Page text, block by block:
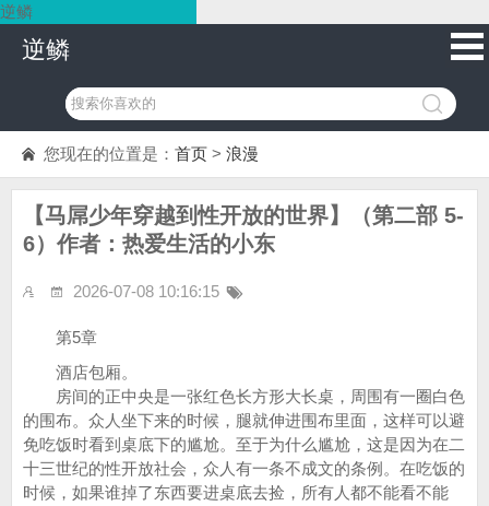
逆鳞
逆鳞
您现在的位置是： 首页 > 浪漫
【马屌少年穿越到性开放的世界】（第二部 5-
6）作者：热爱生活的小东
2026-07-08 10:16:15
第5章
酒店包厢。
房间的正中央是一张红色长方形大长桌，周围有一圈白色
的围布。众人坐下来的时候，腿就伸进围布里面，这样可以避
免吃饭时看到桌底下的尴尬。至于为什么尴尬，这是因为在二
十三世纪的性开放社会，众人有一条不成文的条例。在吃饭的
时候，如果谁掉了东西要进桌底去捡，所有人都不能看不能